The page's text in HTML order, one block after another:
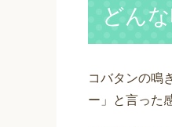
どん
コバタンの鳴
ー」と言った